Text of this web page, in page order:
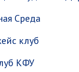
Среда
клуб
КФУ